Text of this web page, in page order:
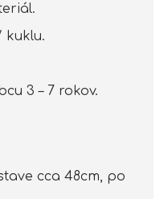
kuklu.
3 – 7 rokov.
cca 48cm, po